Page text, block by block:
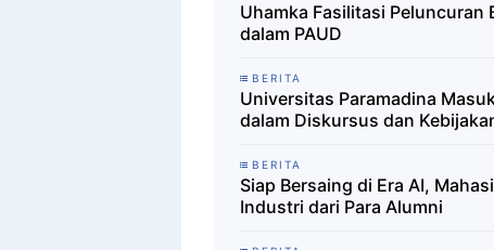
Uhamka Fasilitasi Peluncuran
dalam PAUD
BERITA
Universitas Paramadina
dalam Diskursus dan
BERITA
Siap Bersaing di Era AI,
Industri dari Para Alumni